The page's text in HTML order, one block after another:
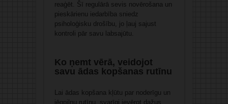
reaģēt. Šī regulārā sevis novērošana un
pieskārienu iedarbība sniedz
psiholoģisku drošību, jo ļauj sajust
kontroli pār savu labsajūtu.
Ko ņemt vērā, veidojot
savu ādas kopšanas rutīnu
Lai ādas kopšana kļūtu par noderīgu un
jēgpilnu rutīnu, svarīgi ievērot dažus